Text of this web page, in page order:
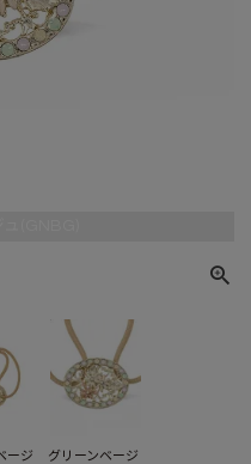
ージ
グリーンベージ